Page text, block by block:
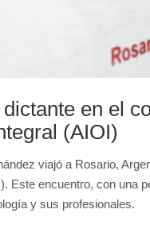
en el
(AIOI)
viajó a Rosario,
Este encuentro, con una
y sus profesionales.